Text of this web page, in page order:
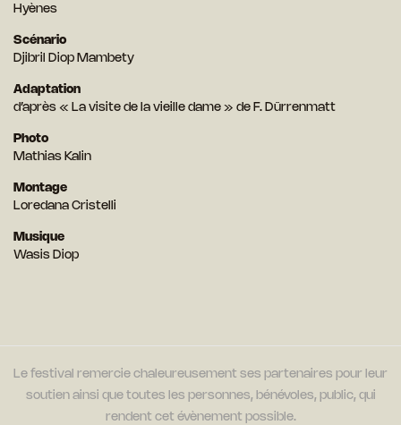
Hyènes
Scénario
Djibril Diop Mambety
Adaptation
d’après « La visite de la vieille dame » de F. Dürrenmatt
Photo
Mathias Kalin
Montage
Loredana Cristelli
Musique
Wasis Diop
Le festival remercie chaleureusement ses partenaires pour leur
soutien ainsi que toutes les personnes, bénévoles, public, qui
rendent cet évènement possible.